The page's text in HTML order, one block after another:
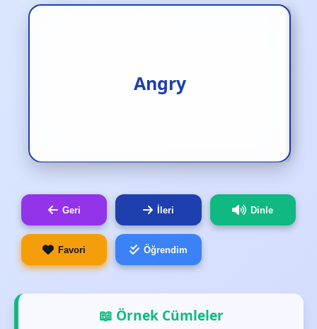
Angry
Kızgın
Geri İleri Dinle
Favori Öğrendim
📖 Örnek Cümleler